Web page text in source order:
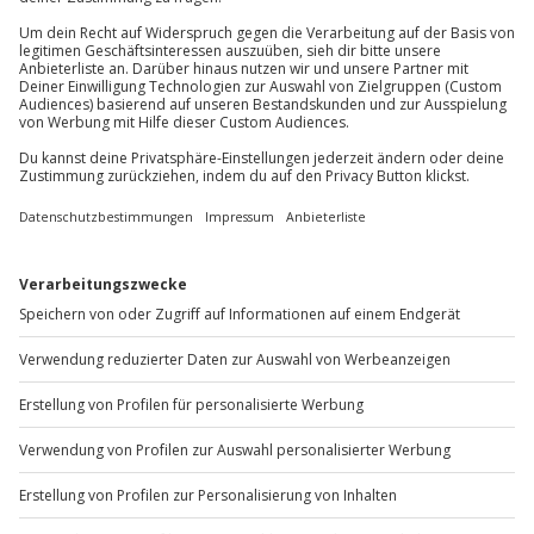
Du erreichst uns telefonisch zu folgenden Zeiten,
außer an bundesweiten Feiertagen:
Mo-Fr: 8-20 Uhr | Sa: 10-16 Uhr
Du möchtest als Firma bestellen?
Sichere Dir attraktive Firmenkunden Vorteile.
+49 89 / 60 60 89 700
Mo-Fr: 9-17 Uhr
b2b@jochen-schweizer.de
www.b2b.jochen-schweizer.de/
Artikelnummer:46314